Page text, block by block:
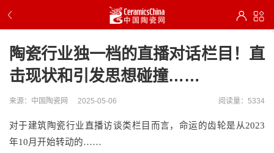
陶瓷行业独一档的直播对话栏目！直
击现状和引发思想碰撞……
来源：中国陶瓷网 2025-05-06 阅读量：5334
对于建筑陶瓷行业直播访谈类栏目而言，命运的齿轮是从2023
年10月开始转动的……